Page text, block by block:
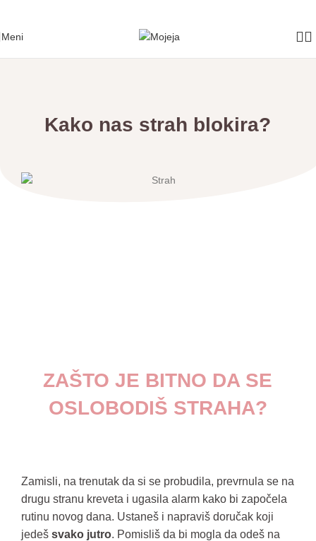
Meni
Kako nas strah blokira?
ZAŠTO JE BITNO DA SE
OSLOBODIŠ STRAHA?
Zamisli, na trenutak da si se probudila, prevrnula se na
drugu stranu kreveta i ugasila alarm kako bi započela
rutinu novog dana. Ustaneš i napraviš doručak koji
jedeš svako jutro. Pomisliš da bi mogla da odeš na